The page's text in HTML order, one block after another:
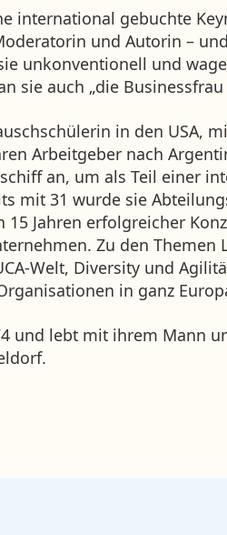
international gebuchte
und Autorin –
unkonventionell und
sie auch „die
in den USA,
Arbeitgeber nach
an, um als Teil einer
mit 31 wurde sie
15 Jahren erfolgreicher
Zu den Themen
Welt, Diversity und
in ganz
und lebt mit ihrem Mann